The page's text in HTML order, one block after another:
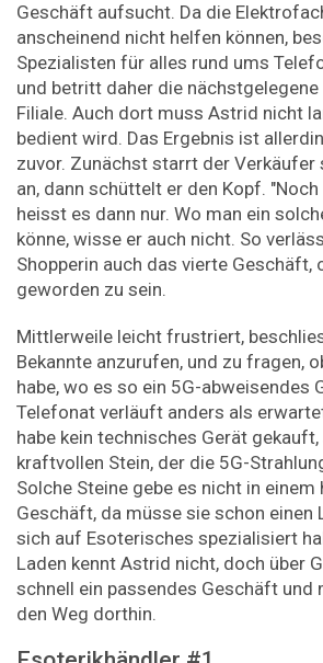
Geschäft aufsucht. Da die
anscheinend nicht helfen können,
Spezialisten für alles rund ums
und betritt daher die
Filiale. Auch dort muss Astrid nicht
bedient wird. Das Ergebnis ist
zuvor. Zunächst starrt der Verkäufer
an, dann schüttelt er den Kopf.
heisst es dann nur. Wo man ein
könne, wisse er auch nicht. So
Shopperin auch das vierte Geschäft,
geworden zu sein.
Mittlerweile leicht frustriert,
Bekannte anzurufen, und zu fragen,
habe, wo es so ein 5G-abweisendes
Telefonat verläuft anders als
habe kein technisches Gerät
kraftvollen Stein, der die 5G-
Solche Steine gebe es nicht in
Geschäft, da müsse sie schon einen
sich auf Esoterisches spezialisiert
Laden kennt Astrid nicht, doch über
schnell ein passendes Geschäft und
den Weg dorthin.